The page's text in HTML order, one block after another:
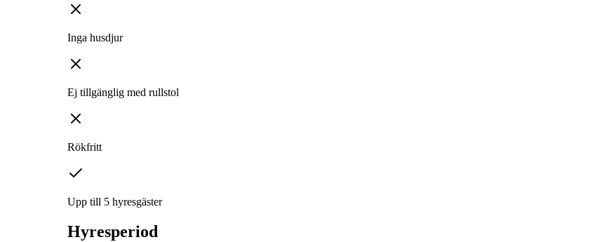
Inga husdjur
Ej tillgänglig med rullstol
Rökfritt
Upp till 5 hyresgäster
Hyresperiod